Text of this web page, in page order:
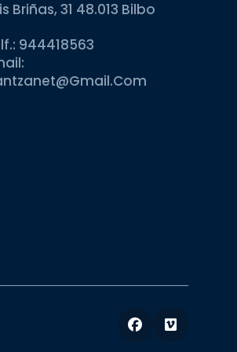
Briñas, 31 48.013 Bilbo
944418563
Facebook
Vimeo